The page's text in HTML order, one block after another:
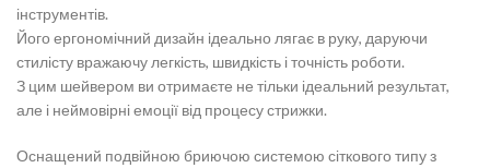
інструментів.
Його ергономічний дизайн ідеально лягає в руку, даруючи
стилісту вражаючу легкість, швидкість і точність роботи.
З цим шейвером ви отримаєте не тільки ідеальний результат,
але і неймовірні емоції від процесу стрижки.
Оснащений подвійною бриючою системою сіткового типу з